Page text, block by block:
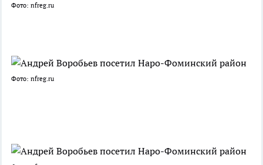
Фото: nfreg.ru
Фото: nfreg.ru